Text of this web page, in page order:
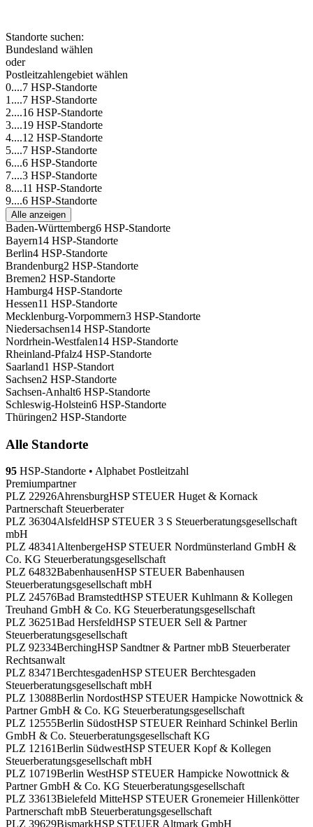
Standorte suchen:
Bundesland wählen
oder
Postleitzahlengebiet wählen
0....7 HSP-Standorte
1....7 HSP-Standorte
2....16 HSP-Standorte
3....19 HSP-Standorte
4....12 HSP-Standorte
5....7 HSP-Standorte
6....6 HSP-Standorte
7....3 HSP-Standorte
8....11 HSP-Standorte
9....6 HSP-Standorte
Alle anzeigen
Baden-Württemberg6 HSP-Standorte
Bayern14 HSP-Standorte
Berlin4 HSP-Standorte
Brandenburg2 HSP-Standorte
Bremen2 HSP-Standorte
Hamburg4 HSP-Standorte
Hessen11 HSP-Standorte
Mecklenburg-Vorpommern3 HSP-Standorte
Niedersachsen14 HSP-Standorte
Nordrhein-Westfalen14 HSP-Standorte
Rheinland-Pfalz4 HSP-Standorte
Saarland1 HSP-Standort
Sachsen2 HSP-Standorte
Sachsen-Anhalt6 HSP-Standorte
Schleswig-Holstein6 HSP-Standorte
Thüringen2 HSP-Standorte
Alle Standorte
95 HSP-Standorte • Alphabet Postleitzahl
Premiumpartner
PLZ 22926AhrensburgHSP STEUER Huget & Kornack
Partnerschaft Steuerberater
PLZ 36304AlsfeldHSP STEUER 3 S Steuerberatungsgesellschaft
mbH
PLZ 48341 AltenbergeHSP STEUER Nordmünsterland GmbH &
Co. KG Steuerberatungsgesellschaft
PLZ 64832BabenhausenHSP STEUER Babenhausen
Steuerberatungsgesellschaft mbH
PLZ 24576Bad BramstedtHSP STEUER Kuhlmann & Kollegen
Treuhand GmbH & Co. KG Steuerberatungsgesellschaft
PLZ 36251Bad HersfeldHSP STEUER Sell & Partner
Steuerberatungsgesellschaft
PLZ 92334BerchingHSP Sandtner & Partner mbB Steuerberater
Rechtsanwalt
PLZ 83471BerchtesgadenHSP STEUER Berchtesgaden
Steuerberatungsgesellschaft mbH
PLZ 13088Berlin NordostHSP STEUER Hampicke Nowottnick &
Partner GmbH & Co. KG Steuerberatungsgesellschaft
PLZ 12555Berlin SüdostHSP STEUER Reinhard Schinkel Berlin
GmbH & Co. Steuerberatungsgesellschaft KG
PLZ 12161Berlin SüdwestHSP STEUER Kopf & Kollegen
Steuerberatungsgesellschaft mbH
PLZ 10719Berlin WestHSP STEUER Hampicke Nowottnick &
Partner GmbH & Co. KG Steuerberatungsgesellschaft
PLZ 33613Bielefeld MitteHSP STEUER Gronemeier Hillenkötter
Partnerschaft mbB Steuerberatungsgesellschaft
PLZ 39629BismarkHSP STEUER Altmark GmbH